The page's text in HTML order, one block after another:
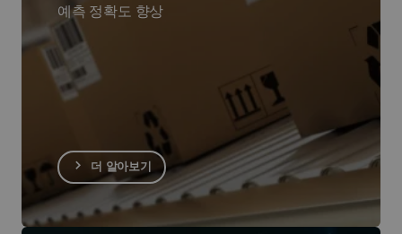
예측 정확도 향상
더 알아보기